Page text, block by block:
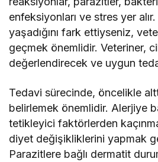
enfeksiyonları ve stres yer
yaşadığını fark ettiyseniz,
geçmek önemlidir. Veteriner,
değerlendirecek ve uygun
Tedavi sürecinde, öncelikle
belirlemek önemlidir. Alerjiye
tetikleyici faktörlerden
diyet değişikliklerini yapmak
Parazitlere bağlı dermatit